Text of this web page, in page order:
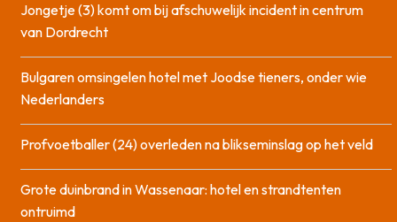
Jongetje (3) komt om bij afschuwelijk incident in centrum
van Dordrecht
Bulgaren omsingelen hotel met Joodse tieners, onder wie
Nederlanders
Profvoetballer (24) overleden na blikseminslag op het veld
Grote duinbrand in Wassenaar: hotel en strandtenten
ontruimd